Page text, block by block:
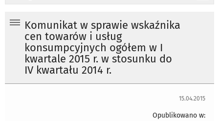
Komunikat w sprawie wskaźnika
cen towarów i usług
konsumpcyjnych ogółem w I
kwartale 2015 r. w stosunku do
IV kwartału 2014 r.
15.04.2015
Opublikowano w: